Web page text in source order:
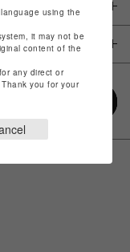
using the
it may not be
content of the
any direct or
you for your